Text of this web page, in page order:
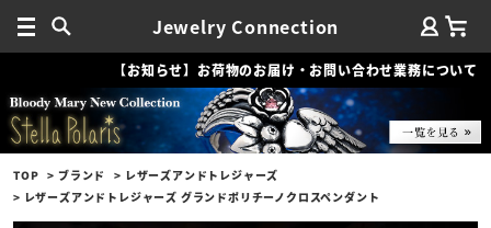
Jewelry Connection
【お知らせ】お荷物のお届け・お問い合わせ業務について
TOP ブランド
レザーズアンドトレジャーズ
レザーズアンドトレジャーズ グランドポリチーノクロスペンダント